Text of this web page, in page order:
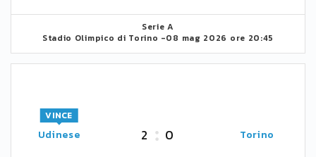
Serie A
Stadio Olimpico di Torino -08 mag 2026 ore 20:45
Udinese
VINCE
2 0 Torino